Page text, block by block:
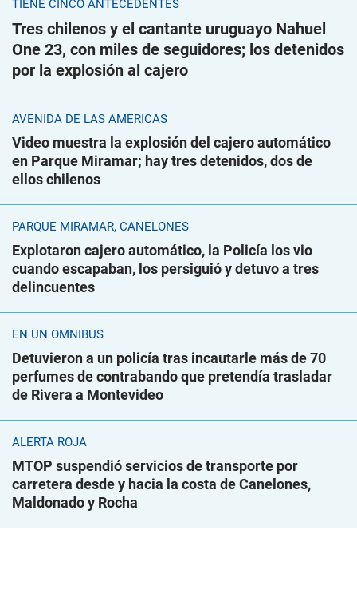
TIENE CINCO ANTECEDENTES
Tres chilenos y el cantante uruguayo Nahuel
One 23, con miles de seguidores; los detenidos
por la explosión al cajero
AVENIDA DE LAS AMÉRICAS
Video muestra la explosión del cajero automático
en Parque Miramar; hay tres detenidos, dos de
ellos chilenos
PARQUE MIRAMAR, CANELONES
Explotaron cajero automático, la Policía los vio
cuando escapaban, los persiguió y detuvo a tres
delincuentes
EN UN ÓMNIBUS
Detuvieron a un policía tras incautarle más de 70
perfumes de contrabando que pretendía trasladar
de Rivera a Montevideo
ALERTA ROJA
MTOP suspendió servicios de transporte por
carretera desde y hacia la costa de Canelones,
Maldonado y Rocha